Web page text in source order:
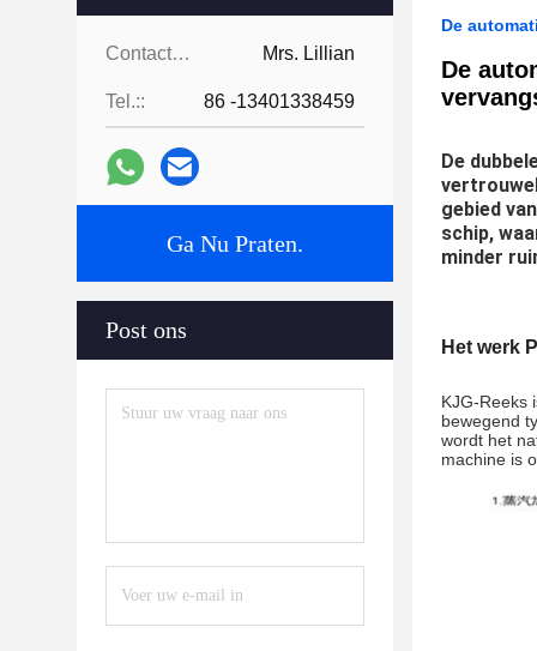
Contactpersonen: Mrs. Lillian
Tel.:: 86 -13401338459
Ga Nu Praten.
Post ons
De
De
De
gebied
schip,
minder
Het werk
KJG-Reeks
bewegend
wordt het
machine is